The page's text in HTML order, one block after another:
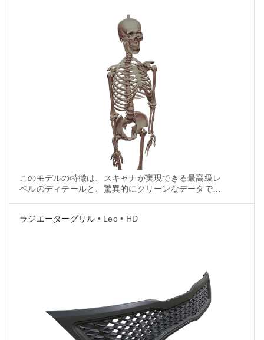
このモデルの特徴は、スキャナが実現できる最高級レ
ベルのディテールと、驚異的にクリーンなデータで
ラジエーターグリル • Leo • HD